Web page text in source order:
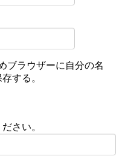
ブラウザーに自分の名
する。
さい。